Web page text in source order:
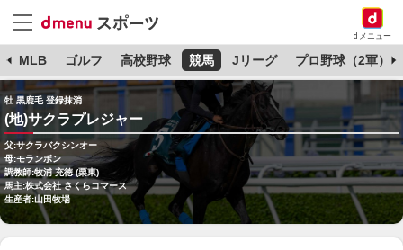
dメニュー
MLB ゴルフ 高校野球 競馬 Jリーグ プロ野球（2軍）
牡 黒鹿毛 登録抹消
(地)サクラプレジャー
父:サクラバクシンオー
母:モランボン
調教師:牧浦 充徳 (栗東)
馬主:株式会社 さくらコマース
生産者:山田牧場